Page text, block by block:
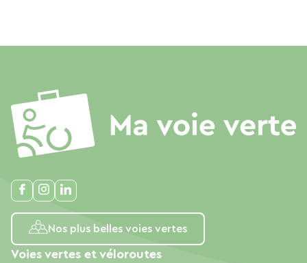
Nos plus belles voies vertes
Voies vertes et véloroutes